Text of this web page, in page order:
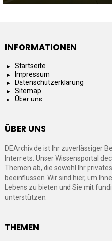
INFORMATIONEN
Startseite
Impressum
Datenschutzerklärung
Sitemap
Über uns
ÜBER UNS
DEArchiv.de ist Ihr zuverlässiger
Internets. Unser Wissensportal
Themen ab, die sowohl Ihr
beeinflussen. Wir sind hier, um
Lebens zu bieten und Sie mit
unterstützen.
THEMEN